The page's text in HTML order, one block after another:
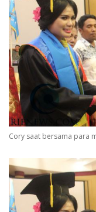
Cory saat bersama para